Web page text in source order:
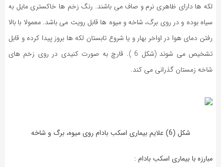
لکه ها دارای ظاهری نرم و صاف می باشند. رنگ زخم ها خاکستری مایل به
سیاه بوده و در روی برگ، شاخه و میوه ها قابل رویت می باشد. معمولا با بالا
رفتن دمای هوا در اواخر بهار و یا شروع تابستان لکه ها بروز پیدا کرده و قابل
تشخیص می شوند (شکل 6 ). قارچ به صورت کنیدی در روی زخم های
شاخه زمستان گذرانی می کند.
شکل (6) علایم بیماری اسکب بادام روی میوه، برگ و شاخه
مبارزه با بیماری اسکب بادام :